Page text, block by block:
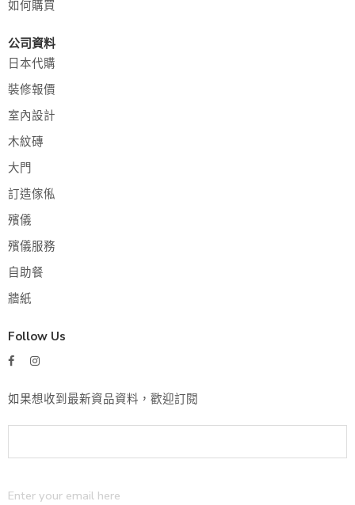
如何購買
公司資料
日本代購
裝修報價
室內設計
木紋磚
大門
訂造傢俬
殯儀
殯儀服務
自助餐
牆紙
Follow Us
如果想收到最新資品資料，歡迎訂閱